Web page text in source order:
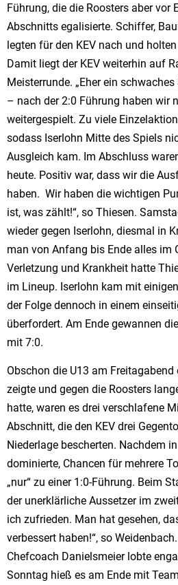
Führung, die die Roosters aber vor
Abschnitts egalisierte. Schiffer,
legten für den KEV nach und
Damit liegt der KEV weiterhin auf
Meisterrunde. „Eher ein
– nach der 2:0 Führung haben wir
weitergespielt. Zu viele
sodass Iserlohn Mitte des Spiels
Ausgleich kam. Im Abschluss
heute. Positiv war, dass wir die
haben. Wir haben die wichtigen
ist, was zählt!“, so Thiesen.
wieder gegen Iserlohn, diesmal in
man von Anfang bis Ende alles im
Verletzung und Krankheit hatte
im Lineup. Iserlohn kam mit
der Folge dennoch in einem
überfordert. Am Ende gewannen
mit 7:0.
Obschon die U13 am Freitagabend
zeigte und gegen die Roosters
hatte, waren es drei verschlafene
Abschnitt, die den KEV drei
Niederlage bescherten. Nachdem
dominierte, Chancen für mehrere
„nur“ zu einer 1:0-Führung. Beim
der unerklärliche Aussetzer im
ich zufrieden. Man hat gesehen,
verbessert haben!“, so
Chefcoach Danielsmeier lobte
Sonntag hieß es am Ende mit